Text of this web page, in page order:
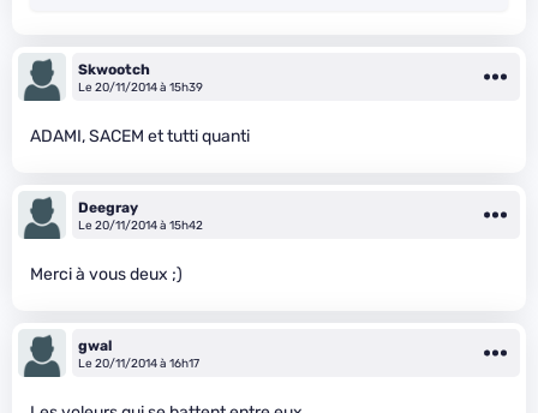
Skwootch
Le 20/11/2014 à 15h39
ADAMI, SACEM et tutti quanti
Deegray
Le 20/11/2014 à 15h42
Merci à vous deux ;)
gwal
Le 20/11/2014 à 16h17